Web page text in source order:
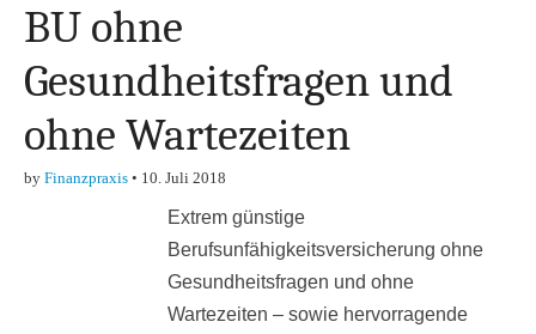
BU ohne
Gesundheitsfragen und
ohne Wartezeiten
by Finanzpraxis • 10. Juli 2018
Extrem günstige
Berufsunfähigkeitsversicherung ohne
Gesundheitsfragen und ohne
Wartezeiten – sowie hervorragende